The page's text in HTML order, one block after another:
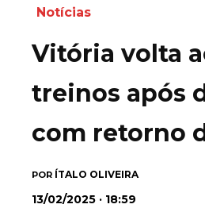
Notícias
Vitória volta
treinos após
com retorno
POR ÍTALO OLIVEIRA
13/02/2025 · 18:59